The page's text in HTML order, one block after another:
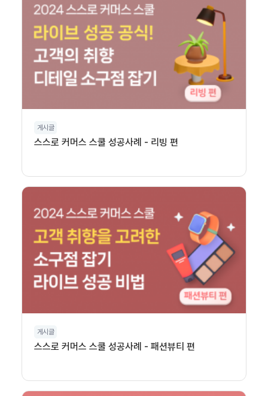
게시글
스스로 커머스 스쿨 성공사례 - 리빙 편
게시글
스스로 커머스 스쿨 성공사례 - 패션뷰티 편